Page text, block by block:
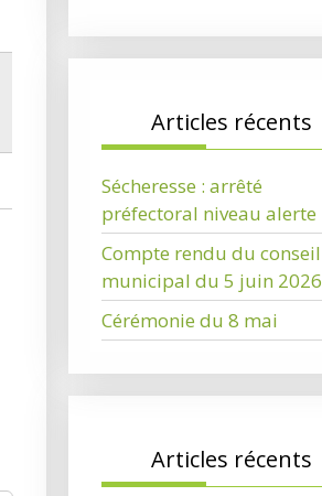
Articles récents
Sécheresse : arrêté
préfectoral niveau alerte
Compte rendu du conseil
municipal du 5 juin 2026
Cérémonie du 8 mai
Articles récents